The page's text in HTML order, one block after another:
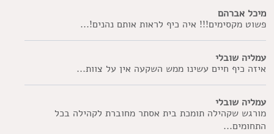
מיכל אברהם
פשוט מקסימים!!! איה כיף לראות אותם נהנים!...
עמליה שובלי
איזה כיף חיים עשינו ממש השקעה אין על צוות...
עמליה שובלי
מורגש שקהילה תומכת בית אסתר מחוברת לקהילה בכל
התחומים...